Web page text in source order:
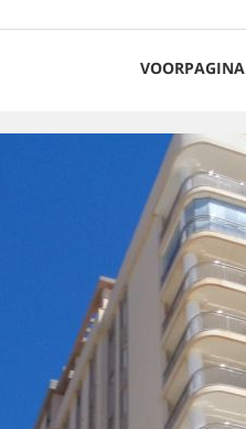
VOORPAGINA